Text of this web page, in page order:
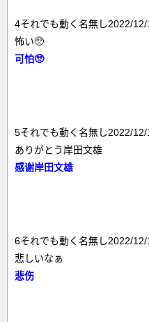
4それでも動く名無し2022/
怖い🥺
可怕🥺
5それでも動く名無し2022/
ありがとう岸田文雄
感谢岸田文雄
6それでも動く名無し2022/
悲しいなぁ
悲伤